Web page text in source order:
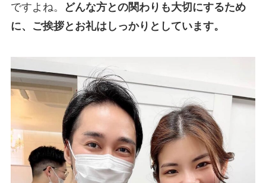
ですよね。
どんな方との関わりも大切にするため
に、ご挨拶とお礼はしっかりとしています。